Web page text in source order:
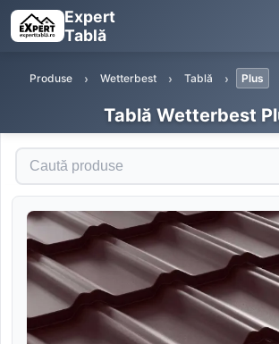
Expert
Tablă
Produse Wetterbest Tablă Plus
Tablă Wetterbest
Caută produse